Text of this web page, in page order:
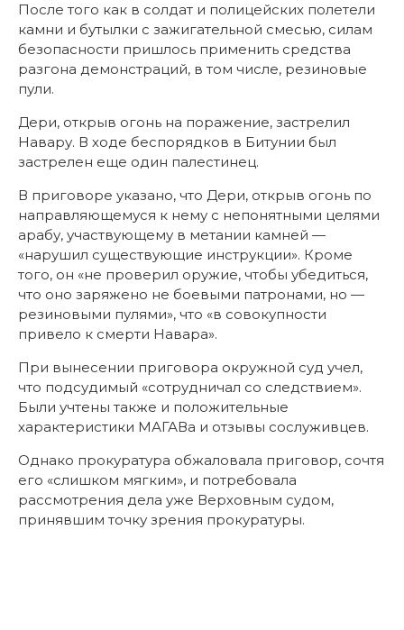
После того как в солдат и полицейских полетели
камни и бутылки с зажигательной смесью, силам
безопасности пришлось применить средства
разгона демонстраций, в том числе, резиновые
пули.
Дери, открыв огонь на поражение, застрелил
Навару. В ходе беспорядков в Битунии был
застрелен еще один палестинец.
В приговоре указано, что Дери, открыв огонь по
направляющемуся к нему с непонятными целями
арабу, участвующему в метании камней —
«нарушил существующие инструкции». Кроме
того, он «не проверил оружие, чтобы убедиться,
что оно заряжено не боевыми патронами, но —
резиновыми пулями», что «в совокупности
привело к смерти Навара».
При вынесении приговора окружной суд учел,
что подсудимый «сотрудничал со следствием».
Были учтены также и положительные
характеристики МАГАВа и отзывы сослуживцев.
Однако прокуратура обжаловала приговор, сочтя
его «слишком мягким», и потребовала
рассмотрения дела уже Верховным судом,
принявшим точку зрения прокуратуры.